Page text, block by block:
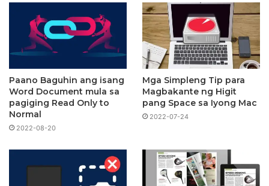
Paano Baguhin ang isang
Word Document mula sa
pagiging Read Only to
Normal
2022-08-20
Mga Simpleng Tip para
Magbakante ng Higit
pang Space sa Iyong Mac
2022-07-24